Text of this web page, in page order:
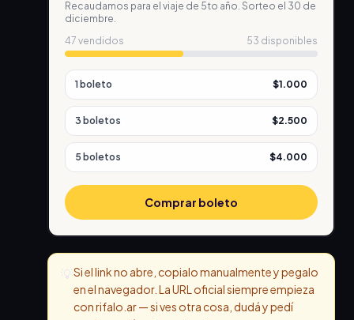
Recaudamos para el viaje de 5to año. Sorteo el 30 de
diciembre.
47 vendidos
53 disponibles
1 boleto $1.000
3 boletos $2.500
5 boletos $4.000
Comprar boleto
💡Si el link no abre, copialo manualmente y pegalo
en el navegador. La URL oficial siempre empieza
con rifalo.ar — si ves otra cosa, dudá y pedí